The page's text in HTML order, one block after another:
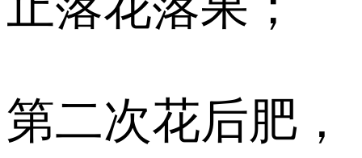
第二次花后肥，